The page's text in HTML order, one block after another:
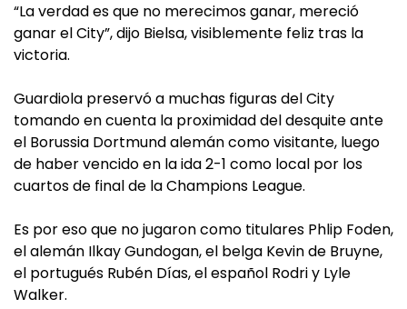
“La verdad es que no merecimos ganar, mereció
ganar el City”, dijo Bielsa, visiblemente feliz tras la
victoria.
Guardiola preservó a muchas figuras del City
tomando en cuenta la proximidad del desquite ante
el Borussia Dortmund alemán como visitante, luego
de haber vencido en la ida 2-1 como local por los
cuartos de final de la Champions League.
Es por eso que no jugaron como titulares Phlip Foden,
el alemán Ilkay Gundogan, el belga Kevin de Bruyne,
el portugués Rubén Días, el español Rodri y Lyle
Walker.